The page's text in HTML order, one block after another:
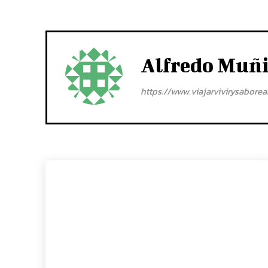
Alfredo
https://